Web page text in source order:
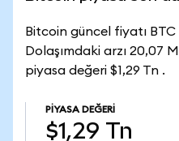
Bitcoin güncel fiyatı
Dolaşımdaki arzı 20,07
piyasa değeri $1,29 Tn .
PIYASA DEĞERI
$1,29 Tn